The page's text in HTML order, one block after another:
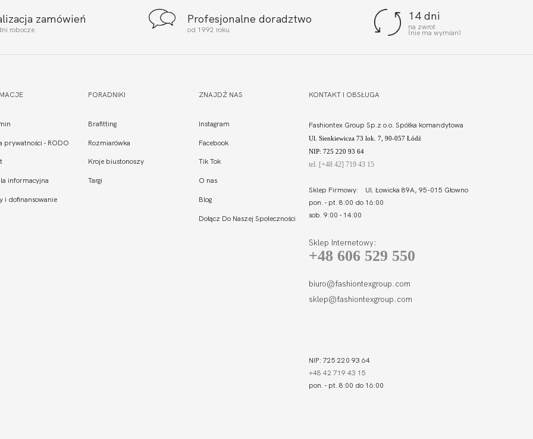
zamówień
robocze
Profesjonalne doradztwo
od 1992 roku
14 dni
na zwrot
(nie ma wymian)
prywatności - RODO
informacyjna
i dofinansowanie
PORADNIKI
Brafitting
Rozmiarówka
Kroje biustonoszy
Targi
ZNAJDŹ NAS
Instagram
Facebook
Tik Tok
O nas
Blog
Dołącz Do Naszej Społeczności
KONTAKT I OBSŁUGA
Fashiontex Group Sp.z o.o. Spółka komandytowa
Ul. Sienkiewicza 73 lok. 7, 90-057 Łódź
NIP: 725 220 93 64
tel. [+48 42] 719 43 15
Sklep Firmowy: Ul. Łowicka 89A, 95-015 Głowno
pon. - pt. 8:00 do 16:00
sob. 9:00 - 14:00
Sklep Internetowy:
+48 606 529 550
biuro@fashiontexgroup.com
sklep@fashiontexgroup.com
NIP: 725 220 93 64
+48 42 719 43 15
pon. - pt. 8:00 do 16:00